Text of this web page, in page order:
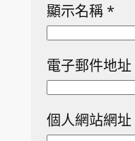
顯示名稱 *
電子郵件地址
個人網站網址